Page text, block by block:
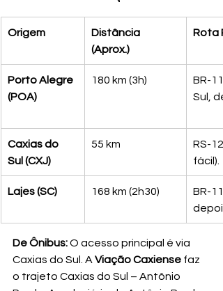
Origem
Distância
(Aprox.)
Rota
Porto Alegre
(POA)
180 km (3h)
BR-
Sul,
Caxias do
Sul (CXJ)
55 km
RS-
fácil).
Lajes (SC) 168 km (2h30)
BR-
De Ônibus: O acesso principal é via
Caxias do Sul. A Viação Caxiense faz
o trajeto Caxias do Sul – Antônio